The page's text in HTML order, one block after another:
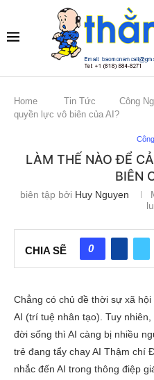
Home Tin Tức Công
quyền lực vô biên của AI?
LÀM THẾ NÀO ĐỂ
BIÊN
biên tập bởi Huy Nguyen
CHIA SẼ 0
Chẳng có chủ đề thời sự xã
AI (trí tuệ nhân tạo). Tuy
đời sống thì AI càng bị nhiều
trẻ đang tẩy chay AI Thậm chí
nhắc đến AI trong thông điệp